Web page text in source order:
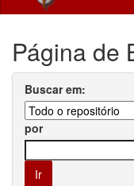
Página de
Buscar em:
por